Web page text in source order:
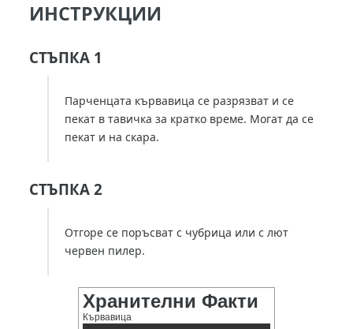
ИНСТРУКЦИИ
СТЪПКА 1
Парченцата кървавица се разрязват и се
пекат в тавичка за кратко време. Могат да се
пекат и на скара.
СТЪПКА 2
Отгоре се поръсват с чубрица или с лют
червен пилер.
Хранителни Факти
Кървавица